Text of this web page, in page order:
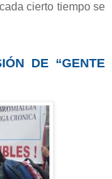
cierto tiempo se
DE “GENTE